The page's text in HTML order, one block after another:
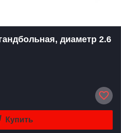
диаметр 2.6
Купить